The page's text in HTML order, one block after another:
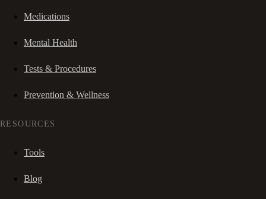
Medications
Mental Health
Tests & Procedures
Prevention & Wellness
RESOURCES
Tools
Blog